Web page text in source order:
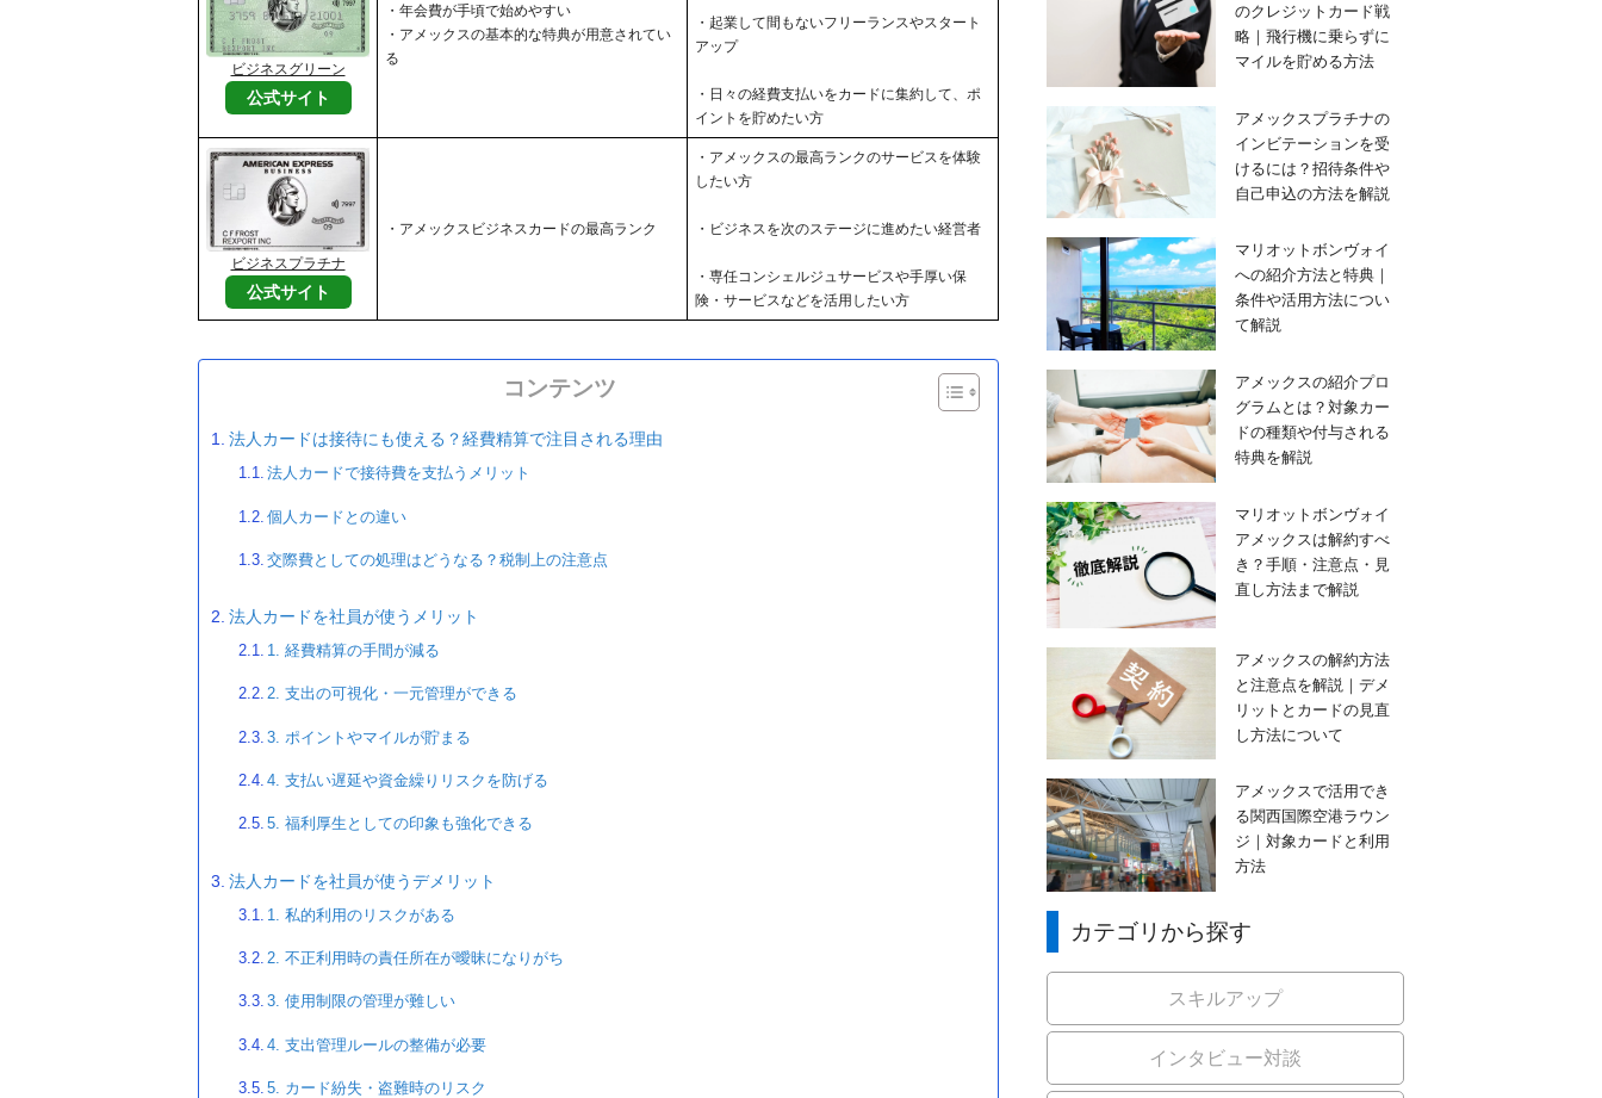
ビジネスグリーン
公式サイト
・年会費が手頃で始めやすい
・アメックスの基本的な特典が用意されてい
る
・起業して間もないフリーランスやスタート
アップ
・日々の経費支払いをカードに集約して、ポ
イントを貯めたい方
ビジネスプラチナ
公式サイト
・アメックスビジネスカードの最高ランク
・アメックスの最高ランクのサービスを体験
したい方
・ビジネスを次のステージに進めたい経営者
・専任コンシェルジュサービスや手厚い保
険・サービスなどを活用したい方
コンテンツ
法人カードは接待にも使える？経費精算で注目される理由
法人カードで接待費を支払うメリット
個人カードとの違い
交際費としての処理はどうなる？税制上の注意点
法人カードを社員が使うメリット
1. 経費精算の手間が減る
2. 支出の可視化・一元管理ができる
3. ポイントやマイルが貯まる
4. 支払い遅延や資金繰りリスクを防げる
5. 福利厚生としての印象も強化できる
法人カードを社員が使うデメリット
1. 私的利用のリスクがある
2. 不正利用時の責任所在が曖昧になりがち
3. 使用制限の管理が難しい
4. 支出管理ルールの整備が必要
5. カード紛失・盗難時のリスク
のクレジットカード戦
略｜飛行機に乗らずに
マイルを貯める方法
アメックスプラチナの
インビテーションを受
けるには？招待条件や
自己申込の方法を解説
マリオットボンヴォイ
への紹介方法と特典｜
条件や活用方法につい
て解説
アメックスの紹介プロ
グラムとは？対象カー
ドの種類や付与される
特典を解説
マリオットボンヴォイ
アメックスは解約すべ
き？手順・注意点・見
直し方法まで解説
アメックスの解約方法
と注意点を解説｜デメ
リットとカードの見直
し方法について
アメックスで活用でき
る関西国際空港ラウン
ジ｜対象カードと利用
方法
カテゴリから探す
スキルアップ
インタビュー対談